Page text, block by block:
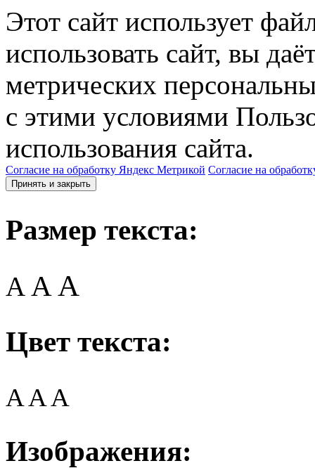
Этот сайт использует
использовать сайт, вы
метрических
с этими условиями
использования сайта.
Согласие на обработку Яндекс Метрикой Согласие на
Принять и закрыть
Размер текста:
A AA
Цвет текста:
AAA
Изображения: